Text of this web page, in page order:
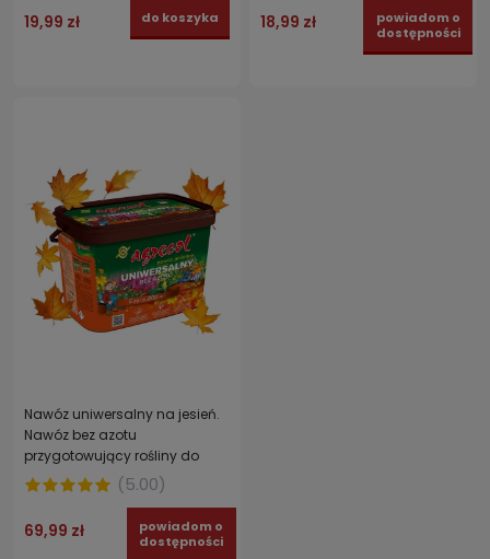
19,99 zł do koszyka 18,99 zł
powiadom o
dostępności
Nawóz uniwersalny na jesień.
Nawóz bez azotu
przygotowujący rośliny do
zimy AGRECOL 5 kg
(5.00)
69,99 zł
powiadom o
dostępności